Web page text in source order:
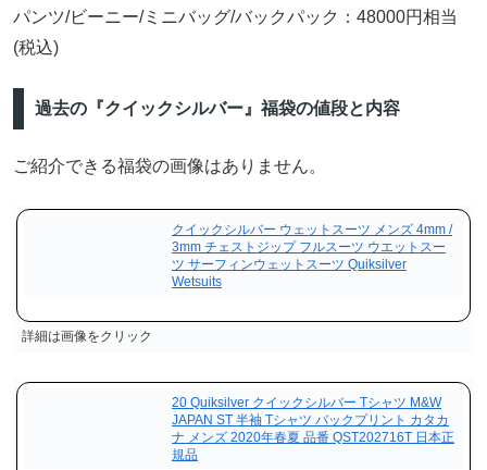
パンツ/ビーニー/ミニバッグ/バックパック：48000円相当
(税込)
過去の『クイックシルバー』福袋の値段と内容
ご紹介できる福袋の画像はありません。
クイックシルバー ウェットスーツ メンズ 4mm /
3mm チェストジップ フルスーツ ウエットスー
ツ サーフィンウェットスーツ Quiksilver
Wetsuits
詳細は画像をクリック
20 Quiksilver クイックシルバー Tシャツ M&W
JAPAN ST 半袖 Tシャツ バックプリント カタカ
ナ メンズ 2020年春夏 品番 QST202716T 日本正
規品